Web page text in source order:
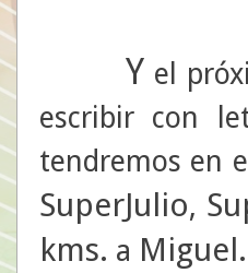
Y el
escribir con
tendremos en el
SuperJulio,
kms. a Miguel.